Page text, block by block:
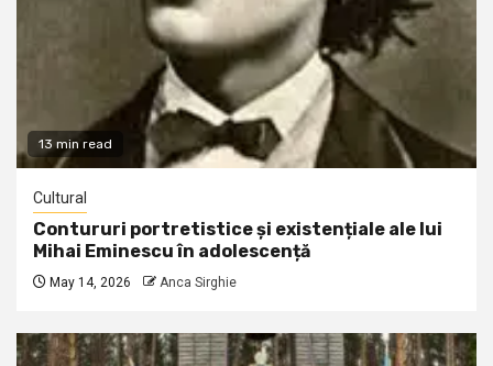
13 min read
Cultural
Contururi portretistice și existențiale ale lui
Mihai Eminescu în adolescență
May 14, 2026 Anca Sirghie